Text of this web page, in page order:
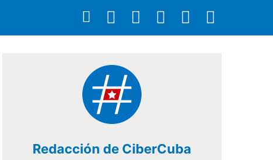
Redacción de CiberCuba